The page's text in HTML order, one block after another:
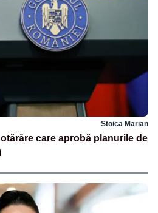
Stoica Marian
care aprobă planurile de